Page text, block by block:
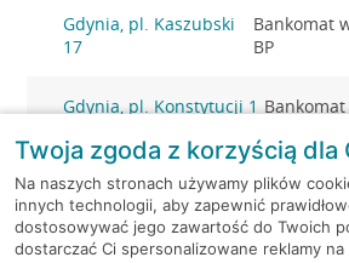
Gdynia, pl. Kaszubski
17
Bankomat
BP
Gdynia, pl. Konstytucji 1
Gdynia, Śląska 47 Bankomat
Gdynia, Śląska 47 Bankomat
Twoja zgoda z korzyścią dla
Na naszych stronach używamy plików
innych technologii, aby zapewnić
dostosowywać jego zawartość do Twoich
dostarczać Ci spersonalizowane reklamy